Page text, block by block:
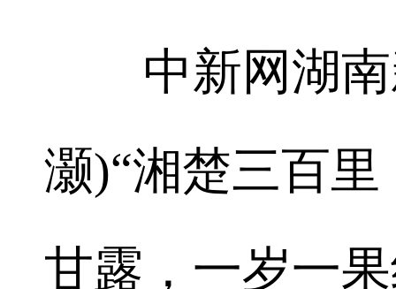
中新网湖南
灏)“湘楚三百
甘露，一岁一